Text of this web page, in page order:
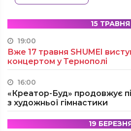
15 ТРАВНЯ
19:00
Вже 17 травня SHUMEI
концертом у Тернополі
16:00
«Креатор-Буд» продовжує
з художньої гімнастики
19